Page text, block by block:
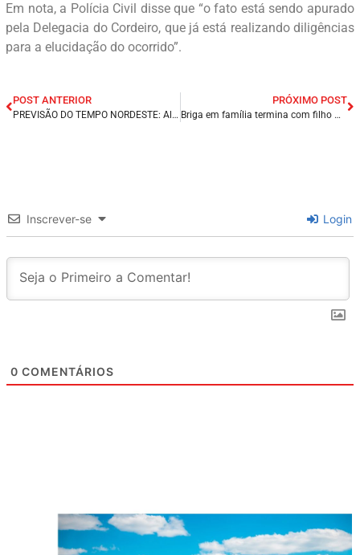
Em nota, a Polícia Civil disse que “o fato está sendo apurado
pela Delegacia do Cordeiro, que já está realizando diligências
para a elucidação do ocorrido”.
POST ANTERIOR
PREVISÃO DO TEMPO NORDESTE: Alerta de temporais no Maranhão nesta Sexta – feira (31/03).
PRÓXIMO POST
Briga em família termina com filho matando a própria mãe na cidade de Oeiras/PI.
Inscrever-se Login
0 COMENTÁRIOS